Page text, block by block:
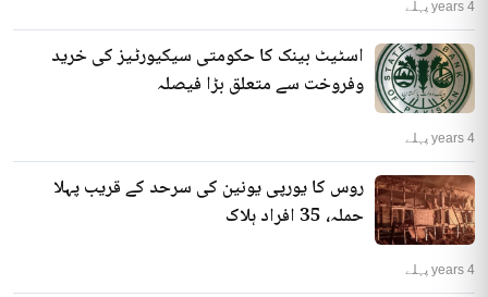
4 years پہلے
اسٹیٹ بینک کا حکومتی سیکیورٹیز کی خرید
وفروخت سے متعلق بڑا فیصلہ
4 years پہلے
روس کا یورپی یونین کی سرحد کے قریب پہلا
حملہ، 35 افراد ہلاک
4 years پہلے